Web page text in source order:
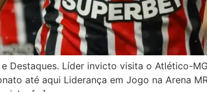
Destaques. Líder invicto visita o Atlético-
até aqui Liderança em Jogo na Arena